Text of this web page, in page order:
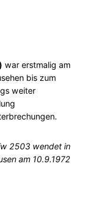
war erstmalig am
bis zum
weiter
2503 wendet in
am 10.9.1972